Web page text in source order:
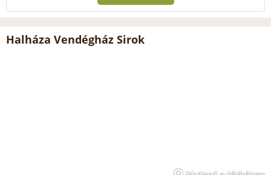
Halháza Vendégház Sirok